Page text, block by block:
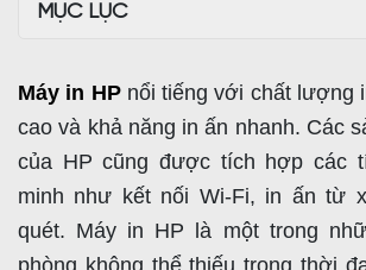
MỤC LỤC
Máy in HPnổi tiếng với chất lượng
cao và khả năng in ấn nhanh. Các
của HP cũng được tích hợp các
minh như kết nối Wi-Fi, in ấn từ
quét. Máy in HP là một trong
phòng không thể thiếu trong thời